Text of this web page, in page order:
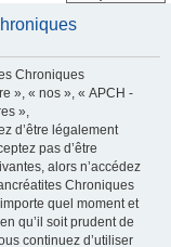
Chroniques
», « nos », « APCH -
»,
d’être légalement
pas d’être
alors n’accédez
Chroniques
quel moment et
qu’il soit prudent de
continuez d’utiliser